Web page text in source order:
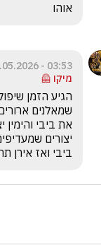
אוהו
03:53 - 05.05.2026
מיקו 🦺
ביבי ואז אירן